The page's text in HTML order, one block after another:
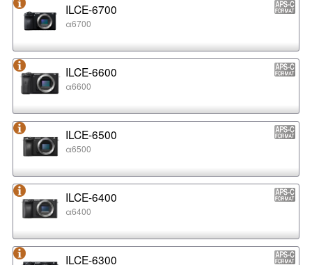
ILCE-6700
α6700
ILCE-6600
α6600
ILCE-6500
α6500
ILCE-6400
α6400
ILCE-6300